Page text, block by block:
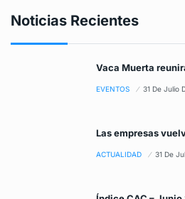
Noticias Recientes
Vaca Muerta
EVENTOS 31 De Julio
Las empresas
ACTUALIDAD 31 De